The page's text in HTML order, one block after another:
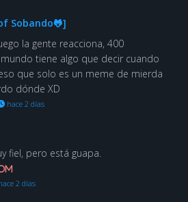
Sobando🐸]
la gente reacciona, 400
tiene algo que decir cuando
que solo es un meme de mierda
dónde XD
hace 2 días
fiel, pero está guapa.
2 días